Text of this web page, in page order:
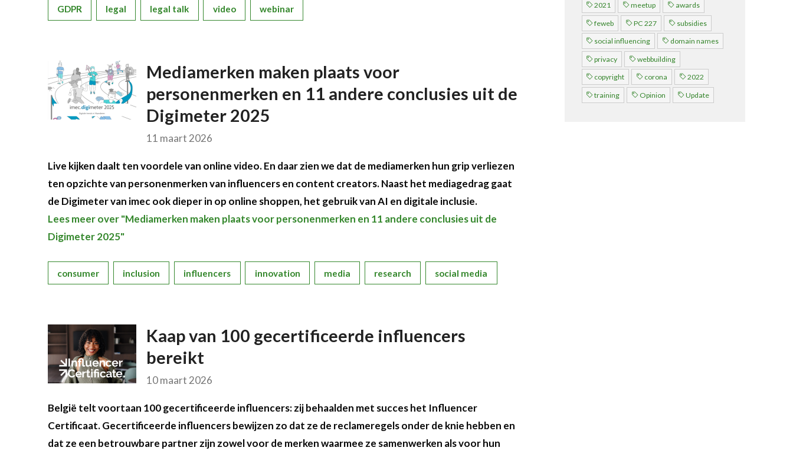
GDPR legal legal talk video webinar
Mediamerken maken plaats voor
personenmerken en 11 andere conclusies uit de
Digimeter 2025
11 maart 2026
Live kijken daalt ten voordele van online video. En daar zien we dat de mediamerken hun grip verliezen
ten opzichte van personenmerken van influencers en content creators. Naast het mediagedrag gaat
de Digimeter van imec ook dieper in op online shoppen, het gebruik van AI en digitale inclusie.
Lees meer over "Mediamerken maken plaats voor personenmerken en 11 andere conclusies uit de
Digimeter 2025"
consumer inclusion influencers innovation media research social media
Kaap van 100 gecertificeerde influencers
bereikt
10 maart 2026
België telt voortaan 100 gecertificeerde influencers: zij behaalden met succes het Influencer
Certificaat. Gecertificeerde influencers bewijzen zo dat ze de reclameregels onder de knie hebben en
dat ze een betrouwbare partner zijn zowel voor de merken waarmee ze samenwerken als voor hun
2021 meetup awards
feweb PC 227 subsidies
social influencing domain names
privacy webbuilding
copyright corona 2022
training Opinion Update